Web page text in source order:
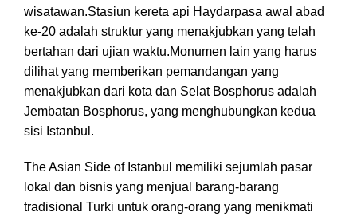
wisatawan.Stasiun kereta api Haydarpasa awal abad
ke-20 adalah struktur yang menakjubkan yang telah
bertahan dari ujian waktu.Monumen lain yang harus
dilihat yang memberikan pemandangan yang
menakjubkan dari kota dan Selat Bosphorus adalah
Jembatan Bosphorus, yang menghubungkan kedua
sisi Istanbul.
The Asian Side of Istanbul memiliki sejumlah pasar
lokal dan bisnis yang menjual barang-barang
tradisional Turki untuk orang-orang yang menikmati